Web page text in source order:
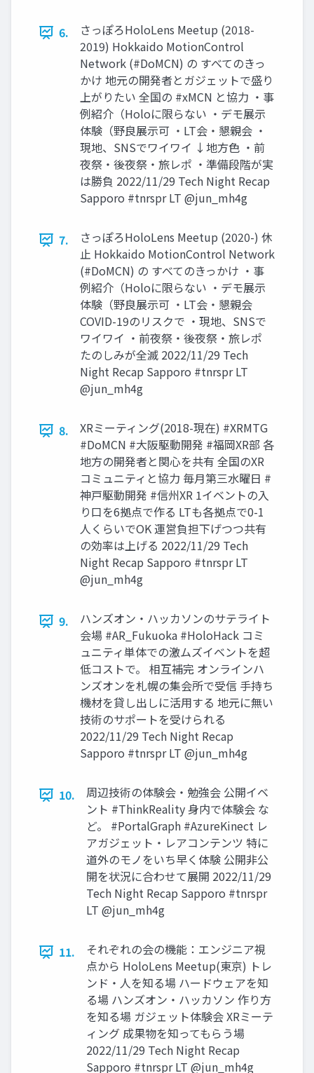
6.
さっぽろHoloLens Meetup (2018-
2019) Hokkaido MotionControl
Network (#DoMCN) の すべてのきっ
かけ 地元の開発者とガジェットで盛り
上がりたい 全国の #xMCN と協力 ・事
例紹介（Holoに限らない ・デモ展示
体験（野良展示可 ・LT会・懇親会 ・
現地、SNSでワイワイ ↓地方色 ・前
夜祭・後夜祭・旅レポ ・準備段階が実
は勝負 2022/11/29 Tech Night Recap
Sapporo #tnrspr LT @jun_mh4g
7.
さっぽろHoloLens Meetup (2020-) 休
止 Hokkaido MotionControl Network
(#DoMCN) の すべてのきっかけ ・事
例紹介（Holoに限らない ・デモ展示
体験（野良展示可 ・LT会・懇親会
COVID-19のリスクで ・現地、SNSで
ワイワイ ・前夜祭・後夜祭・旅レポ
たのしみが全滅 2022/11/29 Tech
Night Recap Sapporo #tnrspr LT
@jun_mh4g
8.
XRミーティング(2018-現在) #XRMTG
#DoMCN #大阪駆動開発 #福岡XR部 各
地方の開発者と関心を共有 全国のXR
コミュニティと協力 毎月第三水曜日 #
神戸駆動開発 #信州XR 1イベントの入
り口を6拠点で作る LTも各拠点で0-1
人くらいでOK 運営負担下げつつ共有
の効率は上げる 2022/11/29 Tech
Night Recap Sapporo #tnrspr LT
@jun_mh4g
9.
ハンズオン・ハッカソンのサテライト
会場 #AR_Fukuoka #HoloHack コミ
ュニティ単体での激ムズイベントを超
低コストで。 相互補完 オンラインハ
ンズオンを札幌の集会所で受信 手持ち
機材を貸し出しに活用する 地元に無い
技術のサポートを受けられる
2022/11/29 Tech Night Recap
Sapporo #tnrspr LT @jun_mh4g
10.
周辺技術の体験会・勉強会 公開イベ
ント #ThinkReality 身内で体験会 な
ど。 #PortalGraph #AzureKinect レ
アガジェット・レアコンテンツ 特に
道外のモノをいち早く体験 公開非公
開を状況に合わせて展開 2022/11/29
Tech Night Recap Sapporo #tnrspr
LT @jun_mh4g
11.
それぞれの会の機能：エンジニア視
点から HoloLens Meetup(東京) トレ
ンド・人を知る場 ハードウェアを知
る場 ハンズオン・ハッカソン 作り方
を知る場 ガジェット体験会 XRミーテ
ィング 成果物を知ってもらう場
2022/11/29 Tech Night Recap
Sapporo #tnrspr LT @jun_mh4g